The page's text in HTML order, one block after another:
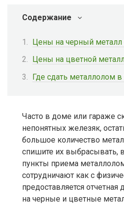
Содержание
Цены на черный
Цены на цветной
Где сдать металлолом
Часто в доме или гараже
непонятных железяк,
большое количество
спишите их выбрасывать,
пункты приема
сотрудничают как с
предоставляется
на черные и цветные